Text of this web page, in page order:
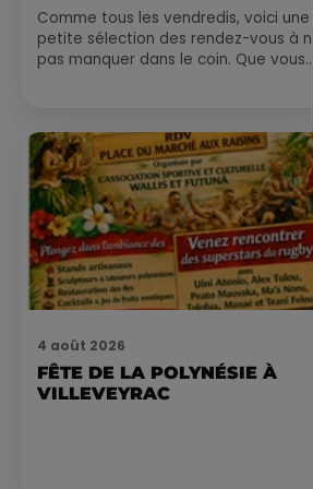
Comme tous les vendredis, voici une
petite sélection des rendez-vous à ne
pas manquer dans le coin. Que vous
4 août 2026
FÊTE DE LA POLYNÉSIE À
VILLEVEYRAC